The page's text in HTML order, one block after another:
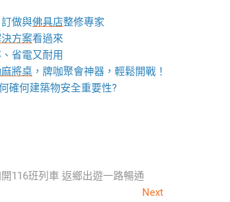
訂做與佛具店整修專家
方案看過來
省電又耐用
將桌 ，牌咖聚會神器，輕鬆開戰！
確何建築物安全重要性?
116班列車 返鄉出遊一路暢通
NextNext